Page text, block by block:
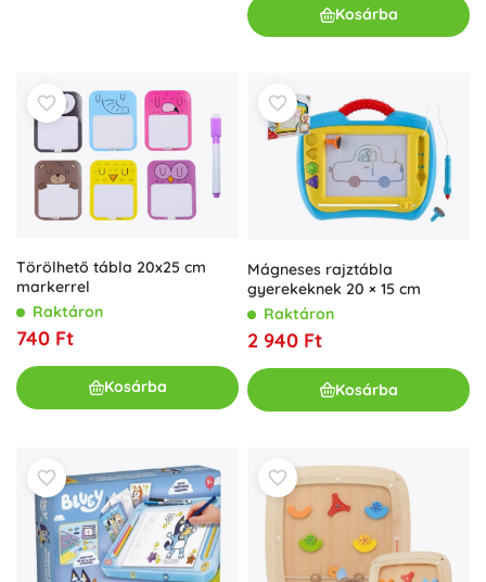
Kosárba
Törölhető tábla 20x25 cm
markerrel
Raktáron
740 Ft
Kosárba
Mágneses rajztábla
gyerekeknek 20 × 15 cm
Raktáron
2 940 Ft
Kosárba